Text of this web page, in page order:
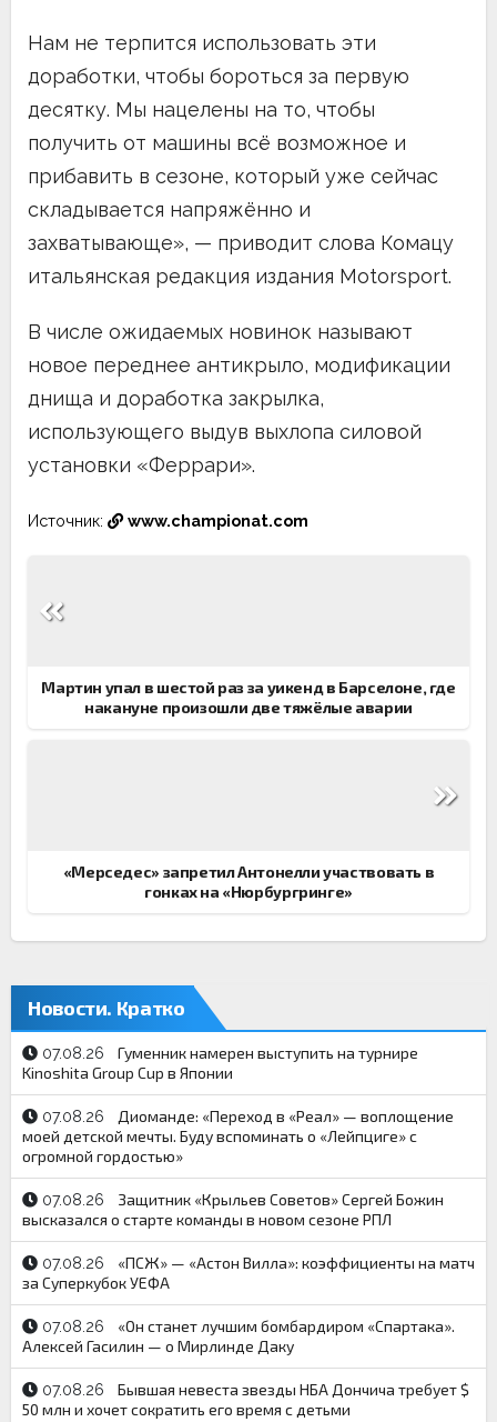
Нам не терпится использовать эти
доработки, чтобы бороться за первую
десятку. Мы нацелены на то, чтобы
получить от машины всё возможное и
прибавить в сезоне, который уже сейчас
складывается напряжённо и
захватывающе», — приводит слова Комацу
итальянская редакция издания Motorsport.
В числе ожидаемых новинок называют
новое переднее антикрыло, модификации
днища и доработка закрылка,
использующего выдув выхлопа силовой
установки «Феррари».
Источник: www.championat.com
по
Мартин упал в шестой раз за уикенд в Барселоне, где
накануне произошли две тяжёлые аварии
«Мерседес» запретил Антонелли участвовать в
гонках на «Нюрбургринге»
Новости. Кратко
07.08.26
Гуменник намерен выступить на турнире
Kinoshita Group Cup в Японии
07.08.26
Диоманде: «Переход в «Реал» — воплощение
моей детской мечты. Буду вспоминать о «Лейпциге» с
огромной гордостью»
07.08.26
Защитник «Крыльев Советов» Сергей Божин
высказался о старте команды в новом сезоне РПЛ
07.08.26
«ПСЖ» — «Астон Вилла»: коэффициенты на матч
за Суперкубок УЕФА
07.08.26
«Он станет лучшим бомбардиром «Спартака».
Алексей Гасилин — о Мирлинде Даку
07.08.26
Бывшая невеста звезды НБА Дончича требует $
50 млн и хочет сократить его время с детьми